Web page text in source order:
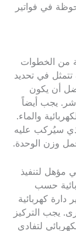
في فواتير
من الخطوات
تتمثل في تحديد
أن يكون
يجب أيضاً
والماء.
سيُركب عليه
وزن الوحدة.
مؤهل لتنفيذ
حسب
دارة كهربائية
يجب التركيز
لتفادي